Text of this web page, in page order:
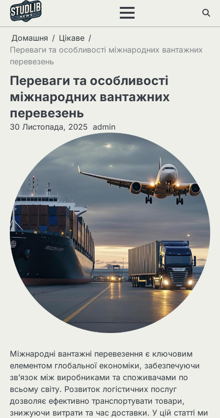
Перейти
вмісту
Домашня
Цікаве
Переваги та особливості міжнародних вантажних
перевезень
Переваги та особливості
міжнародних вантажних
перевезень
30 Листопада, 2025 admin
Міжнародні вантажні перевезення є ключовим
елементом глобальної економіки, забезпечуючи
зв’язок між виробниками та споживачами по
всьому світу. Розвиток логістичних послуг
дозволяє ефективно транспортувати товари,
знижуючи витрати та час доставки. У цій статті ми